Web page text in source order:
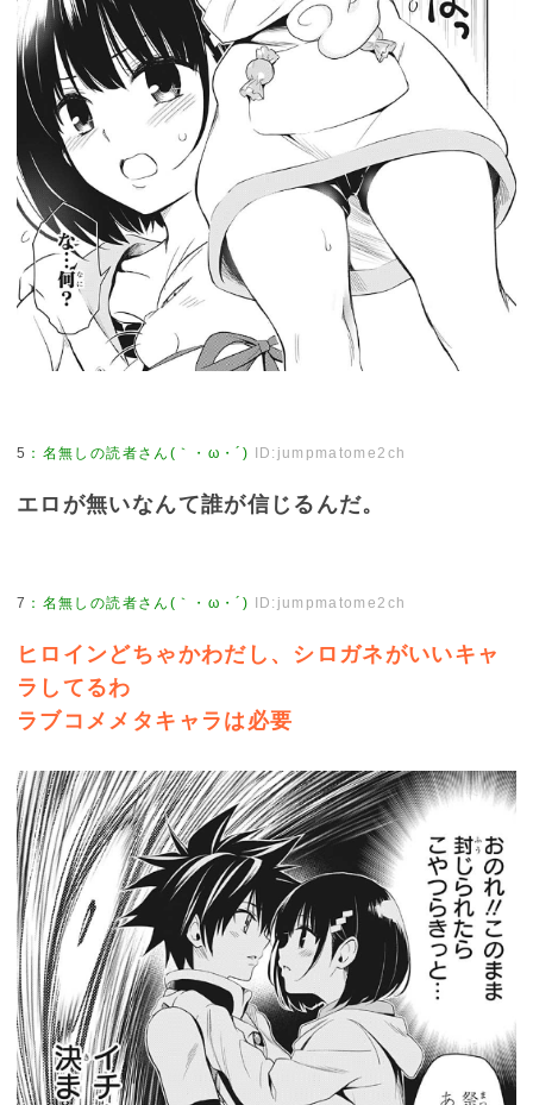
5 ： 名無しの読者さん(｀・ω・´) ID:jumpmatome2ch
エロが無いなんて誰が信じるんだ。
7 ： 名無しの読者さん(｀・ω・´) ID:jumpmatome2ch
ヒロインどちゃかわだし、シロガネがいいキャ
ラしてるわ
ラブコメメタキャラは必要